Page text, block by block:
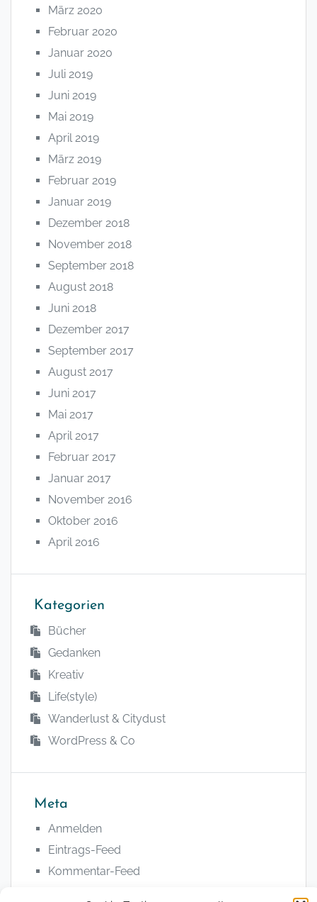
März 2020
Februar 2020
Januar 2020
Juli 2019
Juni 2019
Mai 2019
April 2019
März 2019
Februar 2019
Januar 2019
Dezember 2018
November 2018
September 2018
August 2018
Juni 2018
Dezember 2017
September 2017
August 2017
Juni 2017
Mai 2017
April 2017
Februar 2017
Januar 2017
November 2016
Oktober 2016
April 2016
Kategorien
Bücher
Gedanken
Kreativ
Life(style)
Wanderlust & Citydust
WordPress & Co
Meta
Anmelden
Eintrags-Feed
Kommentar-Feed